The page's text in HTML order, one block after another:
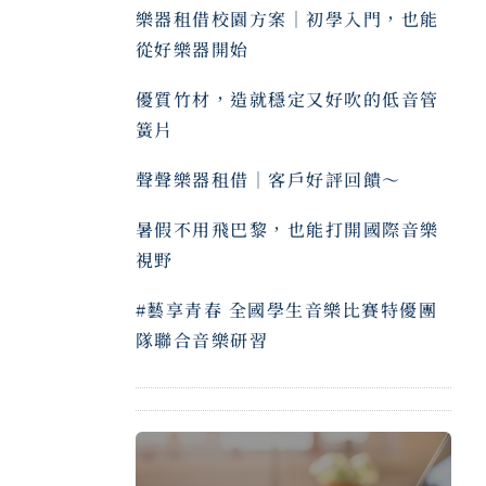
樂器租借校園方案｜初學入門，也能
從好樂器開始
優質竹材，造就穩定又好吹的低音管
簧片
聲聲樂器租借｜客戶好評回饋～ ⠀
暑假不用飛巴黎，也能打開國際音樂
視野
#藝享青春 全國學生音樂比賽特優團
隊聯合音樂研習